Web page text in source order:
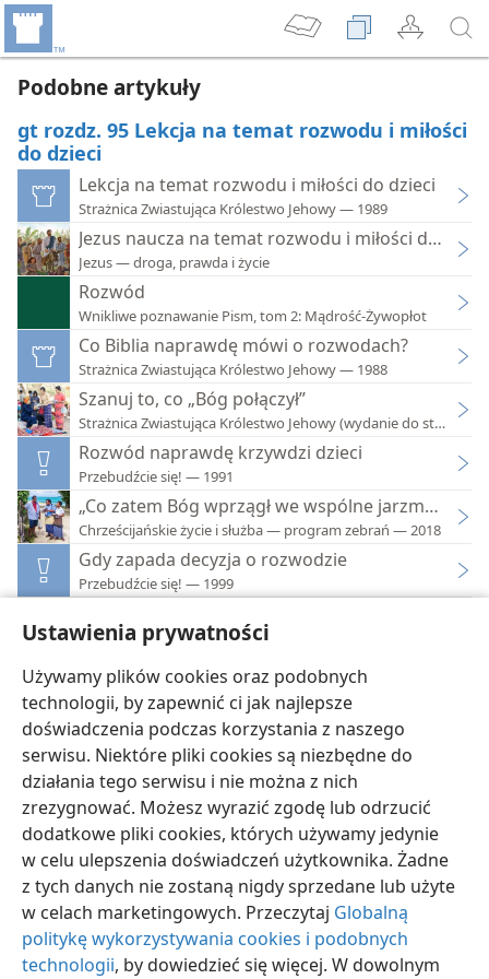
Ustawienia prywatności
Używamy plików cookies oraz podobnych
technologii, by zapewnić ci jak najlepsze
doświadczenia podczas korzystania z naszego
serwisu. Niektóre pliki cookies są niezbędne do
działania tego serwisu i nie można z nich
zrezygnować. Możesz wyrazić zgodę lub odrzucić
dodatkowe pliki cookies, których używamy jedynie
w celu ulepszenia doświadczeń użytkownika. Żadne
z tych danych nie zostaną nigdy sprzedane lub użyte
w celach marketingowych. Przeczytaj Globalną
politykę wykorzystywania cookies i podobnych
technologii, by dowiedzieć się więcej. W dowolnym
Podobne artykuły
gt rozdz. 95 Lekcja na temat rozwodu i miłości
do dzieci
Lekcja na temat rozwodu i miłości do dzieci
Strażnica Zwiastująca Królestwo Jehowy — 1989
Jezus naucza na temat rozwodu i miłości do dzieci
Jezus — droga, prawda i życie
Rozwód
Wnikliwe poznawanie Pism, tom 2: Mądrość-Żywopłot
Co Biblia naprawdę mówi o rozwodach?
Strażnica Zwiastująca Królestwo Jehowy — 1988
Szanuj to, co „Bóg połączył”
Strażnica Zwiastująca Królestwo Jehowy (wydanie do studium)
Rozwód naprawdę krzywdzi dzieci
Przebudźcie się! — 1991
„Co zatem Bóg wprzągł we wspólne jarzmo...”
Chrześcijańskie życie i służba — program zebrań — 2018
Gdy zapada decyzja o rozwodzie
Przebudźcie się! — 1999
Tematyka rodzinna
Kazanie na Górze Zapobieganie cudzołóstwu i
Strażnica Zwiastująca Królestwo Jehowy — 1979
polski Ustawienia
Copyright © 2026 Watch Tower Bible and Tract Society of Pennsylvania
Warunki użytkowania Polityka prywatności
JW.ORG
Zaloguj